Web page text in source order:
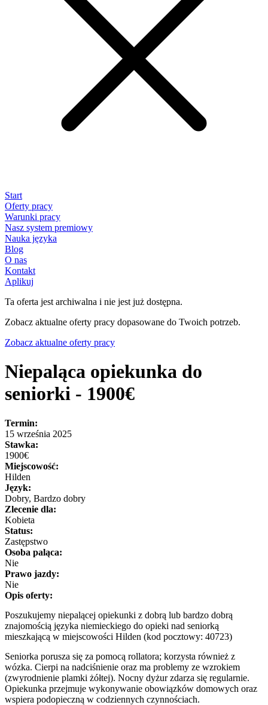
Start
Oferty pracy
Warunki pracy
Nasz system premiowy
Nauka języka
Blog
O nas
Kontakt
Aplikuj
Ta oferta jest archiwalna i nie jest już dostępna.
Zobacz aktualne oferty pracy dopasowane do Twoich potrzeb.
Zobacz aktualne oferty pracy
Niepaląca opiekunka do
seniorki - 1900€
Termin:
15 września 2025
Stawka:
1900€
Miejscowość:
Hilden
Język:
Dobry, Bardzo dobry
Zlecenie dla:
Kobieta
Status:
Zastępstwo
Osoba paląca:
Nie
Prawo jazdy:
Nie
Opis oferty:
Poszukujemy niepalącej opiekunki z dobrą lub bardzo dobrą
znajomością języka niemieckiego do opieki nad seniorką
mieszkającą w miejscowości Hilden (kod pocztowy: 40723)
Seniorka porusza się za pomocą rollatora; korzysta również z
wózka. Cierpi na nadciśnienie oraz ma problemy ze wzrokiem
(zwyrodnienie plamki żółtej). Nocny dyżur zdarza się regularnie.
Opiekunka przejmuje wykonywanie obowiązków domowych oraz
wspiera podopieczną w codziennych czynnościach.